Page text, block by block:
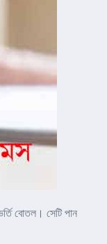
বোতল। সেটি পান